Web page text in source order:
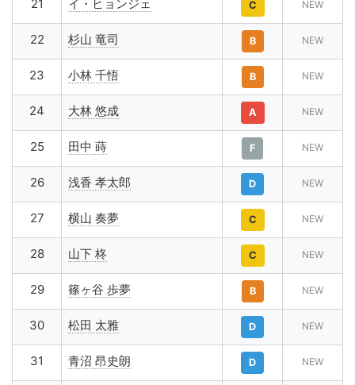
21 イ・ヒョンジェ C NEW
22 杉山 竜司 B NEW
23 小林 千悟 B NEW
24 大林 悠成 A NEW
25 田中 蒔 F NEW
26 浅香 孝太郎 D NEW
27 横山 奏夢 C NEW
28 山下 柊 C NEW
29 篠ヶ谷 歩夢 B NEW
30 松田 太雅 D NEW
31 青沼 昂史朗 D NEW